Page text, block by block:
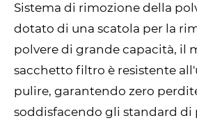
Sistema di rimozione della
dotato di una scatola per la
polvere di grande capacità, il
sacchetto filtro è resistente
pulire, garantendo zero
soddisfacendo gli standard di